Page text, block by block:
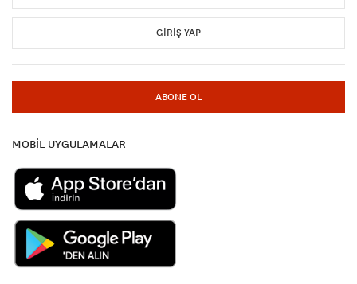
GIRIŞ YAP
ABONE OL
MOBİL UYGULAMALAR